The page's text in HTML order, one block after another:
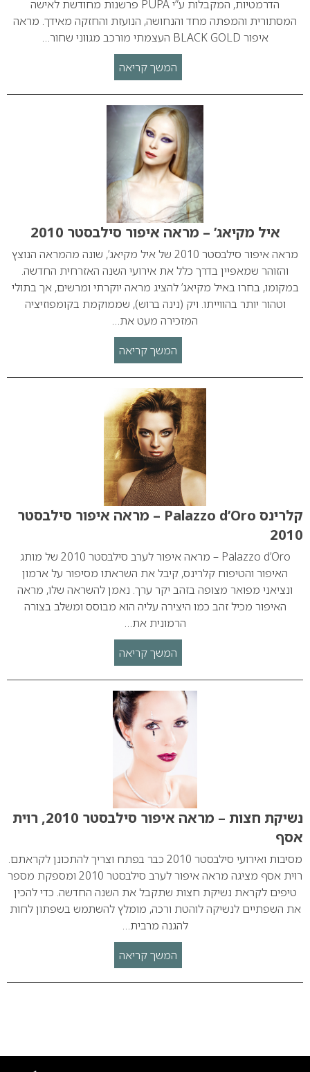
הדרמטיות, המקבלות ע”י PUPA פרשנות מחודשת לאישה
המסתורית והמפתה מחד והנחושה, הנועזת והחזקה מאידך. מראה
איפור BLACK GOLD העצמתי מורכב מגווני שחור…
המשך קריאה
איל מקיאג’ – מראה איפור סילבסטר 2010
מראה איפור סילבסטר 2010 של איל מקיאג’, שונה מהמראה הנוצץ
והזוהר שמאפיין בדרך כלל את אירועי השנה האזרחית החדשה.
במקומו, בחרו באיל מקיאג’ להציג מראה יוקרתי ומרשים, אך בתולי
וטהור יותר בהווייתו. ויק (נינה ברוש), שממוקמת בקומפוזיציה
המזכירה מעט את…
המשך קריאה
קלרינס Palazzo d’Oro – מראה איפור סילבסטר
2010
Palazzo d’Oro – מראה איפור לערב סילבסטר 2010 של מותג
האיפור והטיפוח קלרינס, קיבל את השראתו מסיפור על ארמון
ונציאני מפואר מצופה בזהב יקר ערך. נאמן להשראה שלו, מראה
האיפור מכיל זהב כמו היצירה עליה הוא מבוסס ומשלב בצורה
הרמונית את…
המשך קריאה
נשיקת חצות – מראה איפור סילבסטר 2010, רוית
אסף
מסיבות ואירועי סילבסטר 2010 כבר בפתח וצריך להתכונן לקראתם.
רוית אסף מציגה מראה איפור לערב סילבסטר 2010 ומספקת מספר
טיפים לקראת נשיקת חצות שתקבל את השנה החדשה. כדי להכין
את השפתיים לנשיקה לוהטת ורכה, מומלץ להשתמש בשפתון לחות
להגנה מרבית…
המשך קריאה